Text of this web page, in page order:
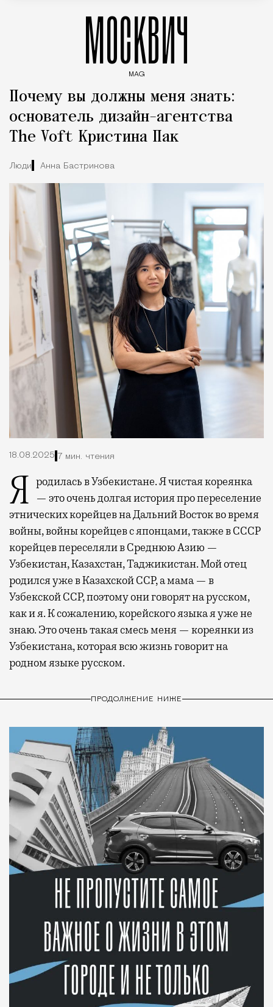
МОСКВИЧ
MAG
Почему вы должны меня знать:
основатель дизайн-агентства
The Voft Кристина Пак
Люди Анна Бастрикова
18.08.2025 7 мин. чтения
Я родилась в Узбекистане. Я чистая кореянка
— это очень долгая история про переселение
этнических корейцев на Дальний Восток во время
войны, войны корейцев с японцами, также в СССР
корейцев переселяли в Среднюю Азию —
Узбекистан, Казахстан, Таджикистан. Мой отец
родился уже в Казахской ССР, а мама — в
Узбекской ССР, поэтому они говорят на русском,
как и я. К сожалению, корейского языка я уже не
знаю. Это очень такая смесь меня — кореянки из
Узбекистана, которая всю жизнь говорит на
родном языке русском.
ПРОДОЛЖЕНИЕ НИЖЕ